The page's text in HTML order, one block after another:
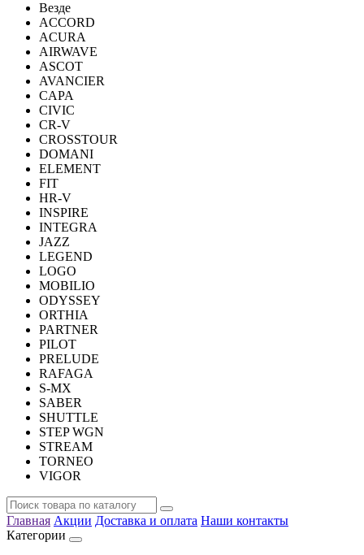
Везде
ACCORD
ACURA
AIRWAVE
ASCOT
AVANCIER
CAPA
CIVIC
CR-V
CROSSTOUR
DOMANI
ELEMENT
FIT
HR-V
INSPIRE
INTEGRA
JAZZ
LEGEND
LOGO
MOBILIO
ODYSSEY
ORTHIA
PARTNER
PILOT
PRELUDE
RAFAGA
S-MX
SABER
SHUTTLE
STEP WGN
STREAM
TORNEO
VIGOR
Главная Акции Доставка и оплата Наши контакты
Категории